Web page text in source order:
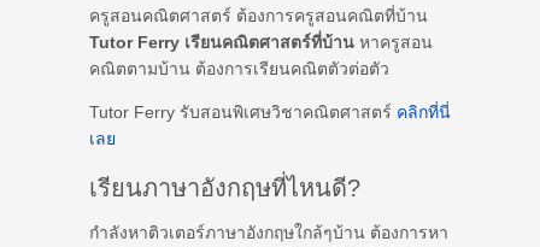
ครูสอนคณิตศาสตร์ ต้องการครูสอนคณิตที่บ้าน
Tutor Ferry เรียนคณิตศาสตร์ที่บ้าน หาครูสอน
คณิตตามบ้าน ต้องการเรียนคณิตตัวต่อตัว
Tutor Ferry รับสอนพิเศษวิชาคณิตศาสตร์ คลิกที่นี่
เลย
เรียนภาษาอังกฤษที่ไหนดี?
กำลังหาติวเตอร์ภาษาอังกฤษใกล้ๆบ้าน ต้องการหา